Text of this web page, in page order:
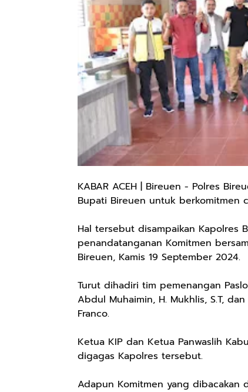
KABAR ACEH | Bireuen - Polres
Bupati Bireuen untuk berkomitmen
Hal tersebut disampaikan Kapolres
penandatanganan Komitmen
Bireuen, Kamis 19 September 2024.
Turut dihadiri tim pemenangan
Abdul Muhaimin, H. Mukhlis, S.T,
Franco.
Ketua KIP dan Ketua Panwaslih
digagas Kapolres tersebut.
Adapun Komitmen yang dibacakan